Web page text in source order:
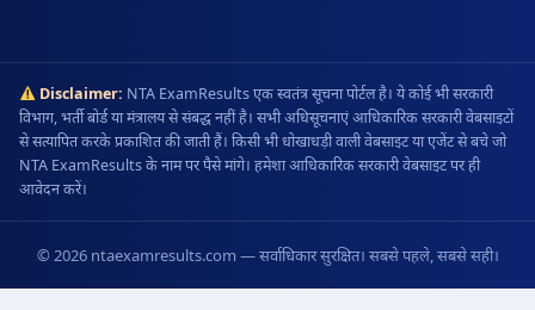
Disclaimer: NTA ExamResults एक स्वतंत्र सूचना पोर्टल है। ये कोई भी सरकारी
विभाग, भर्ती बोर्ड या मंत्रालय से संबद्ध नहीं है। सभी अधिसूचनाएं आधिकारिक सरकारी वेबसाइटों
से सत्यापित करके प्रकाशित की जाती हैं। किसी भी धोखाधड़ी वाली वेबसाइट या एजेंट से बचे जो
NTA ExamResults के नाम पर पैसे मांगे। हमेशा आधिकारिक सरकारी वेबसाइट पर ही
आवेदन करें।
© 2026 ntaexamresults.com — सर्वाधिकार सुरक्षित। सबसे पहले, सबसे सही।